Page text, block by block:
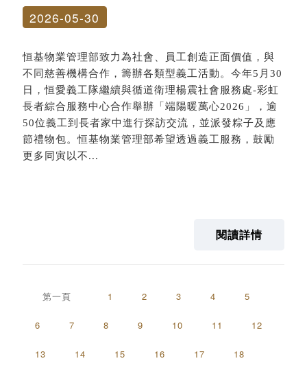
2026-05-30
恒基物業管理部致力為社會、員工創造正面價值，與
不同慈善機構合作，籌辦各類型義工活動。今年5月30
日，恒愛義工隊繼續與循道衛理楊震社會服務處-彩虹
長者綜合服務中心合作舉辦「端陽暖萬心2026」，逾
50位義工到長者家中進行探訪交流，並派發粽子及應
節禮物包。恒基物業管理部希望透過義工服務，鼓勵
更多同寅以不...
閱讀詳情
第一頁 1 2 3 4 5
6 7 8 9 10 11 12
13 14 15 16 17 18